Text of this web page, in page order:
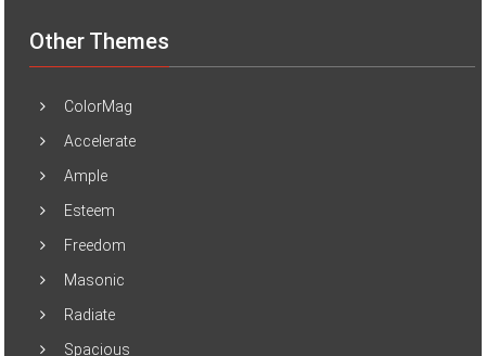
Other Themes
ColorMag
Accelerate
Ample
Esteem
Freedom
Masonic
Radiate
Spacious